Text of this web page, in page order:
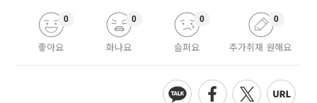
좋아요
0
화나요
0
슬퍼요
0
추가취재 원해요
0